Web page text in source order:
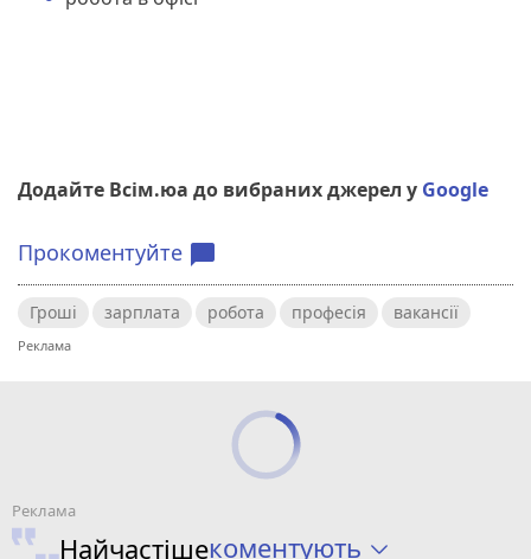
Додайте Всім.юа до вибраних джерел у Google
Прокоментуйте chat_bubble
Гроші зарплата робота професія вакансії
Найчастішекоментують